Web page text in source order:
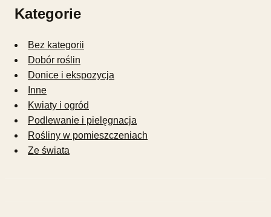
Kategorie
Bez kategorii
Dobór roślin
Donice i ekspozycja
Inne
Kwiaty i ogród
Podlewanie i pielęgnacja
Rośliny w pomieszczeniach
Ze świata